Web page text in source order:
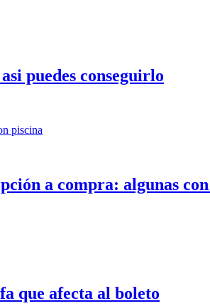
puedes conseguirlo
a compra: algunas
que afecta al boleto